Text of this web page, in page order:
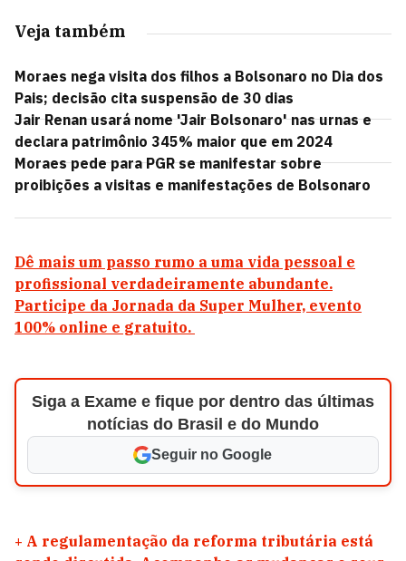
Veja também
Moraes nega visita dos filhos a Bolsonaro no Dia dos
Pais; decisão cita suspensão de 30 dias
Jair Renan usará nome 'Jair Bolsonaro' nas urnas e
declara patrimônio 345% maior que em 2024
Moraes pede para PGR se manifestar sobre
proibições a visitas e manifestações de Bolsonaro
Dê mais um passo rumo a uma vida pessoal e
profissional verdadeiramente abundante.
Participe da Jornada da Super Mulher, evento
100% online e gratuito.
Siga a Exame e fique por dentro das últimas
notícias do Brasil e do Mundo
Seguir no Google
+ A regulamentação da reforma tributária está